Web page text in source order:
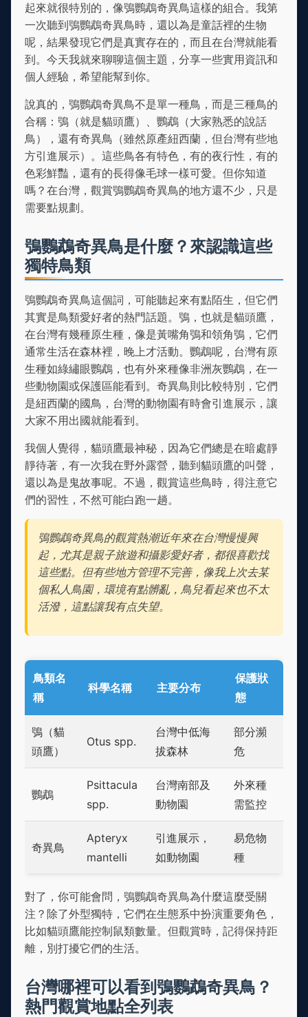
起來就很特別的，像鴞鸚鵡奇異鳥這樣的組合。我第
一次聽到鴞鸚鵡奇異鳥時，還以為是童話裡的生物
呢，結果發現它們是真實存在的，而且在台灣就能看
到。今天我就來聊聊這個主題，分享一些實用資訊和
個人經驗，希望能幫到你。
說真的，鴞鸚鵡奇異鳥不是單一種鳥，而是三種鳥的
合稱：鴞（就是貓頭鷹）、鸚鵡（大家熟悉的說話
鳥），還有奇異鳥（雖然原產紐西蘭，但台灣有些地
方引進展示）。這些鳥各有特色，有的夜行性，有的
色彩鮮豔，還有的長得像毛球一樣可愛。但你知道
嗎？在台灣，觀賞鴞鸚鵡奇異鳥的地方還不少，只是
需要點規劃。
鴞鸚鵡奇異鳥是什麼？來認識這些
獨特鳥類
鴞鸚鵡奇異鳥這個詞，可能聽起來有點陌生，但它們
其實是鳥類愛好者的熱門話題。鴞，也就是貓頭鷹，
在台灣有幾種原生種，像是黃嘴角鴞和領角鴞，它們
通常生活在森林裡，晚上才活動。鸚鵡呢，台灣有原
生種如綠繡眼鸚鵡，也有外來種像非洲灰鸚鵡，在一
些動物園或保護區能看到。奇異鳥則比較特別，它們
是紐西蘭的國鳥，台灣的動物園有時會引進展示，讓
大家不用出國就能看到。
我個人覺得，貓頭鷹最神秘，因為它們總是在暗處靜
靜待著，有一次我在野外露營，聽到貓頭鷹的叫聲，
還以為是鬼故事呢。不過，觀賞這些鳥時，得注意它
們的習性，不然可能白跑一趟。
鴞鸚鵡奇異鳥的觀賞熱潮近年來在台灣慢慢興
起，尤其是親子旅遊和攝影愛好者，都很喜歡找
這些點。但有些地方管理不完善，像我上次去某
個私人鳥園，環境有點髒亂，鳥兒看起來也不太
活潑，這點讓我有点失望。
鳥類名
稱
科學名稱 主要分布
保護狀
態
鴞（貓
頭鷹）
Otus spp.
台灣中低海
拔森林
部分瀕
危
鸚鵡
Psittacula
spp.
台灣南部及
動物園
外來種
需監控
奇異鳥
Apteryx
mantelli
引進展示，
如動物園
易危物
種
對了，你可能會問，鴞鸚鵡奇異鳥為什麼這麼受關
注？除了外型獨特，它們在生態系中扮演重要角色，
比如貓頭鷹能控制鼠類數量。但觀賞時，記得保持距
離，別打擾它們的生活。
台灣哪裡可以看到鴞鸚鵡奇異鳥？
熱門觀賞地點全列表